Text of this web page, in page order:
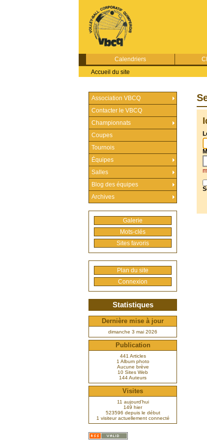
Calendriers
Accueil du site
Association VBCQ
Contacter le VBCQ
Championnats
Coupes
Tournois
Équipes
Salles
Blog des équipes
Archives
Galerie
Mots-clés
Sites favoris
Plan du site
Connexion
Statistiques
Dernière mise à jour
dimanche 3 mai 2026
Publication
441 Articles
1 Album photo
Aucune brève
10 Sites Web
144 Auteurs
Visites
11 aujourd’hui
149 hier
523596 depuis le début
1 visiteur actuellement connecté